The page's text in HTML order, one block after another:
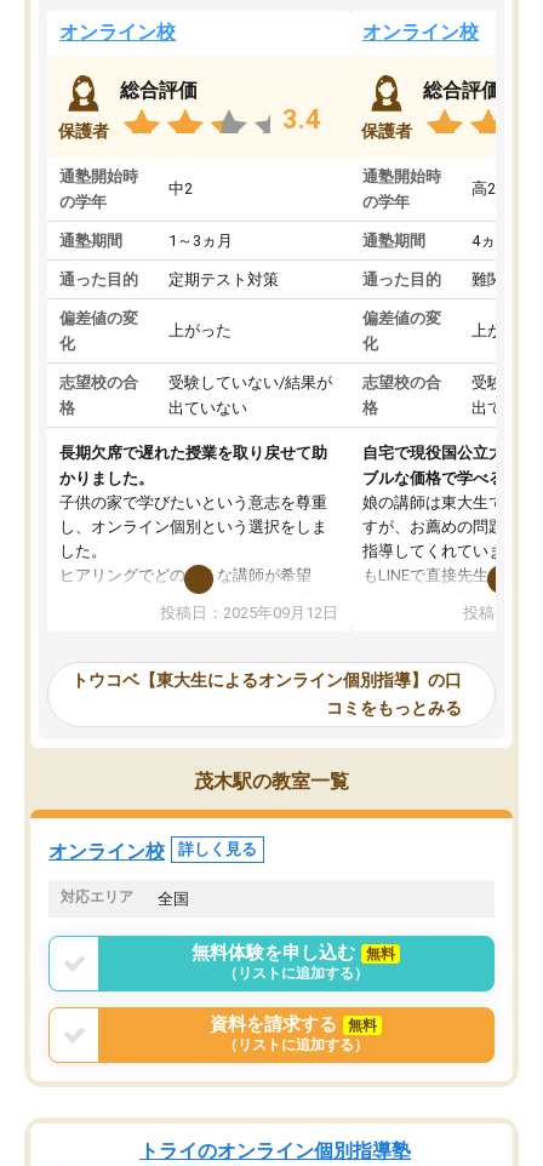
オンライン校
保護者
総合評価
3.4
通塾開始時
の学年
中2
通塾期間 1～3ヵ月
通った目的 定期テスト対策
偏差値の変
化
上がった
志望校の合
格
受験していない/結果が
出ていない
長期欠席で遅れた授業を取り戻せて助
かりました。
子供の家で学びたいという意志を尊重
し、オンライン個別という選択をしま
した。
ヒアリングでどのような講師が希望
か、オプションは付帯するかなど選ぶ
事が出来ました。
ーティングを行い、その講師で良いか
見てから講師を決定する事ができま
す。
うちの子は、初回面談の講師の方で決
オンラインツールを使用した単語帳の
共有があり宿題もそちらで出される形
でした。
言う事で講師変更の申し出があり、あ
まりに短期での変更だった為、塾に通
う事にして退会しました。遅れも取り
戻せ、授業内容や講師の方は良かった
と思います。
投稿日：2025年09月12日
オンライン校
保護者
総合評価
通塾開始時
の学年
高2
通塾期間 4ヵ月～1
通った目的 難関私立
偏差値の変
化
上がった
志望校の合
格
受験して
出ていな
自宅で現役国公立大学生
ブルな価格で学べる
娘の講師は東大生では無
すが、お薦めの問題集や
指導してくれています。
もLINEで直接先生に質問
めれるので、個人に合
いなのがあり(有料)、受
ことをどんなスケジュー
くか相談したのですが、
ち期待したものではなく
くなってきたようなので
投稿日：
トウコベ【東大生によるオンライン個別指導】の口
コミをもっとみる
茂木駅の教室一覧
オンライン校 詳しく見る
対応エリア 全国
無料体験を申し込む
無料
（リストに追加する）
資料を請求する
無料
（リストに追加する）
トライのオンライン個別指導塾